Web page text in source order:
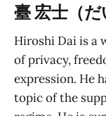
臺 宏士（
Hiroshi Dai is a
of privacy,
expression. He
topic of the